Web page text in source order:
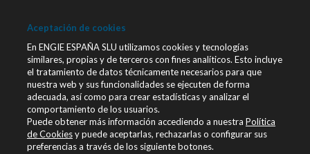
Únete a nosotros
Blog ENGIE
Sala de Prensa
Contacto
engie.com
Aceptación de cookies
En ENGIE ESPAÑA SLU utilizamos cookies y tecnologías
similares, propias y de terceros con fines analíticos. Esto incluye
el tratamiento de datos técnicamente necesarios para que
nuestra web y sus funcionalidades se ejecuten de forma
adecuada, así como para crear estadísticas y analizar el
comportamiento de los usuarios.
Puede obtener más información accediendo a nuestra Política
de Cookiesy puede aceptarlas, rechazarlas o configurar sus
preferencias a través de los siguiente botones.